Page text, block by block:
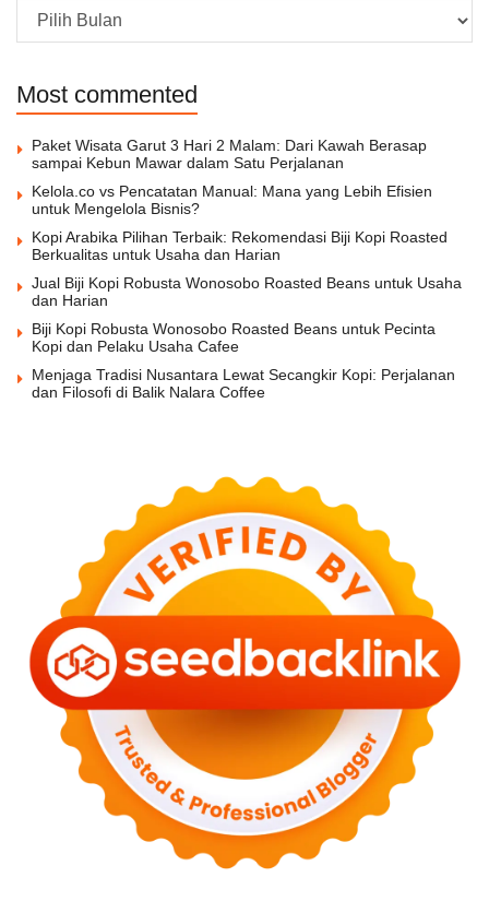
Archive
Most commented
Paket Wisata Garut 3 Hari 2 Malam: Dari Kawah Berasap
sampai Kebun Mawar dalam Satu Perjalanan
Kelola.co vs Pencatatan Manual: Mana yang Lebih Efisien
untuk Mengelola Bisnis?
Kopi Arabika Pilihan Terbaik: Rekomendasi Biji Kopi Roasted
Berkualitas untuk Usaha dan Harian
Jual Biji Kopi Robusta Wonosobo Roasted Beans untuk Usaha
dan Harian
Biji Kopi Robusta Wonosobo Roasted Beans untuk Pecinta
Kopi dan Pelaku Usaha Cafee
Menjaga Tradisi Nusantara Lewat Secangkir Kopi: Perjalanan
dan Filosofi di Balik Nalara Coffee